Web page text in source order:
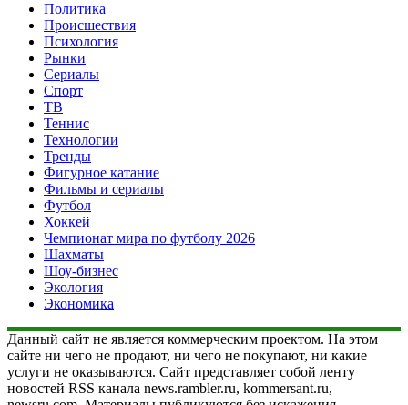
Политика
Происшествия
Психология
Рынки
Сериалы
Спорт
ТВ
Теннис
Технологии
Тренды
Фигурное катание
Фильмы и сериалы
Футбол
Хоккей
Чемпионат мира по футболу 2026
Шахматы
Шоу-бизнес
Экология
Экономика
Данный сайт не является коммерческим проектом. На этом
сайте ни чего не продают, ни чего не покупают, ни какие
услуги не оказываются. Сайт представляет собой ленту
новостей RSS канала news.rambler.ru, kommersant.ru,